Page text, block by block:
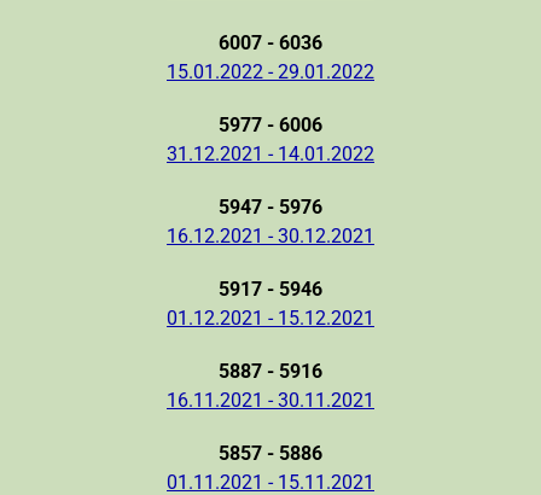
6007 - 6036
15.01.2022 - 29.01.2022
5977 - 6006
31.12.2021 - 14.01.2022
5947 - 5976
16.12.2021 - 30.12.2021
5917 - 5946
01.12.2021 - 15.12.2021
5887 - 5916
16.11.2021 - 30.11.2021
5857 - 5886
01.11.2021 - 15.11.2021